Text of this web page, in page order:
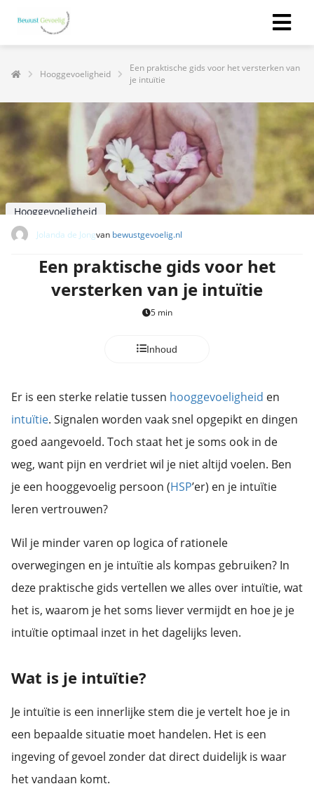
Hooggevoeligheid
Een praktische gids voor het versterken van
je intuïtie
Hooggevoeligheid
Jolanda de Jongvan bewustgevoelig.nl
Een praktische gids voor het
versterken van je intuïtie
5 min
Inhoud
Er is een sterke relatie tussen hooggevoeligheid en
intuïtie. Signalen worden vaak snel opgepikt en dingen
goed aangevoeld. Toch staat het je soms ook in de
weg, want pijn en verdriet wil je niet altijd voelen. Ben
je een hooggevoelig persoon (HSP’er) en je intuïtie
leren vertrouwen?
Wil je minder varen op logica of rationele
overwegingen en je intuïtie als kompas gebruiken? In
deze praktische gids vertellen we alles over intuïtie, wat
het is, waarom je het soms liever vermijdt en hoe je je
intuïtie optimaal inzet in het dagelijks leven.
Wat is je intuïtie?
Je intuïtie is een innerlijke stem die je vertelt hoe je in
een bepaalde situatie moet handelen. Het is een
ingeving of gevoel zonder dat direct duidelijk is waar
het vandaan komt.